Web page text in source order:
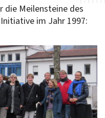
die Meilensteine des
im Jahr 1997: